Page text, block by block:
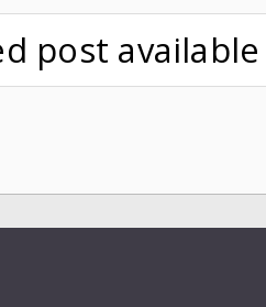
post available